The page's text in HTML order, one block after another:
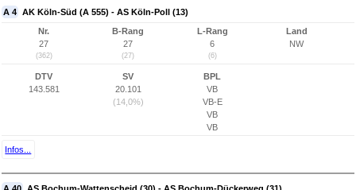
A 4 AK Köln-Süd (A 555) - AS Köln-Poll (13)
Nr.
27
(362)
B-Rang
27
(27)
L-Rang
6
(6)
Land
NW
DTV
143.581
SV
20.101
(14,0%)
BPL
VB
VB-E
VB
VB
Infos...